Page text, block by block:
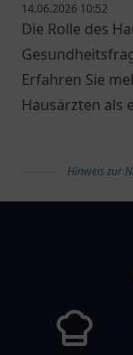
14.06.2026 10:52
Die Rolle des
Erfahren Sie
Hausärzten als
Hinweis zur